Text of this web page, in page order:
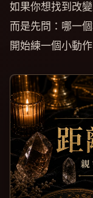
如果你想找到改
而是先問：哪一
開始練一個小動